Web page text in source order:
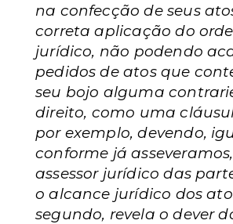
na confecção de seus
correta aplicação do
jurídico, não podendo
pedidos de atos que
seu bojo alguma
direito, como uma
por exemplo, devendo,
conforme já
assessor jurídico das
o alcance jurídico dos
segundo, revela o dever